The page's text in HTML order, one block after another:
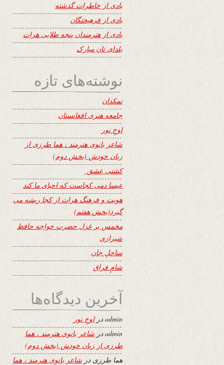
یادی از خاطرات گذشته
یادی از فرهیختگان
یادی از هنرمندان پنجه طلایی هرات
یلدای تان مبارک
نوشته‌های تازه
نمکدان
جامعه هنری افغانستان
اوجِ نور
شاعر بانوی هنرمند ، هما طرزی از
زبان خودش (بخش دوم)
کشتی عشق
عیسا دمی کجاست که احیای ما کند
هویت و فرهنگ هرات از کجا ریشه می
گیرد(بخش هفتم)
مخمس بر غزل حضرت خواجه حافظ
شیرازی
ساحلِ جان
شامِ فراق
آخرین دیدگاه‌ها
adminدراوجِ نور
adminدر شاعر بانوی هنرمند ، هما
طرزی از زبان خودش (بخش دوم)
هما طرزی در شاعر بانوی هنرمند ، هما